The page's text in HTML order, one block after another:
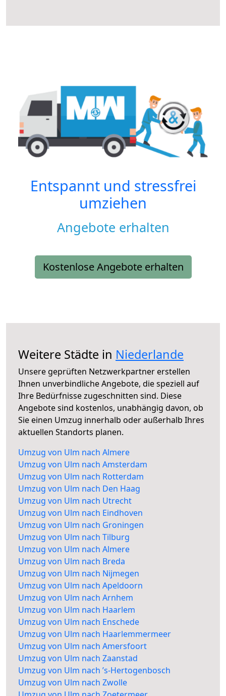
Entspannt und stressfrei
umziehen
Angebote erhalten
Kostenlose Angebote erhalten
Weitere Städte in Niederlande
Unsere geprüften Netzwerkpartner erstellen
Ihnen unverbindliche Angebote, die speziell auf
Ihre Bedürfnisse zugeschnitten sind. Diese
Angebote sind kostenlos, unabhängig davon, ob
Sie einen Umzug innerhalb oder außerhalb Ihres
aktuellen Standorts planen.
Umzug von Ulm nach Almere
Umzug von Ulm nach Amsterdam
Umzug von Ulm nach Rotterdam
Umzug von Ulm nach Den Haag
Umzug von Ulm nach Utrecht
Umzug von Ulm nach Eindhoven
Umzug von Ulm nach Groningen
Umzug von Ulm nach Tilburg
Umzug von Ulm nach Almere
Umzug von Ulm nach Breda
Umzug von Ulm nach Nijmegen
Umzug von Ulm nach Apeldoorn
Umzug von Ulm nach Arnhem
Umzug von Ulm nach Haarlem
Umzug von Ulm nach Enschede
Umzug von Ulm nach Haarlemmermeer
Umzug von Ulm nach Amersfoort
Umzug von Ulm nach Zaanstad
Umzug von Ulm nach ’s-Hertogenbosch
Umzug von Ulm nach Zwolle